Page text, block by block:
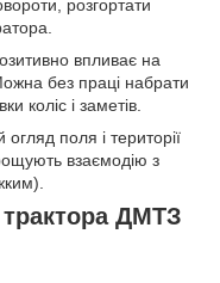
розгортати
впливає на
без праці набрати
коліс і заметів.
поля і території
взаємодію з
трактора ДМТЗ